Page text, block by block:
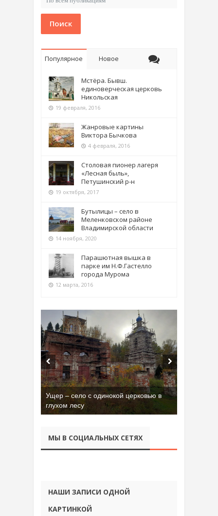
Поиск
Популярное Новое
Мстёра. Бывш.
единоверческая церковь
Никольская
19 февраля, 2016
Жанровые картины
Виктора Бычкова
4 февраля, 2016
Столовая пионер лагеря
«Лесная быль»,
Петушинский р-н
19 октября, 2017
Бутылицы – село в
Меленковском районе
Владимирской области
14 ноября, 2020
Парашютная вышка в
парке им Н.Ф.Гастелло
города Мурома
12 марта, 2016
Ущер – село с одинокой церковью в
глухом лесу
МЫ В СОЦИАЛЬНЫХ СЕТЯХ
НАШИ ЗАПИСИ ОДНОЙ
КАРТИНКОЙ